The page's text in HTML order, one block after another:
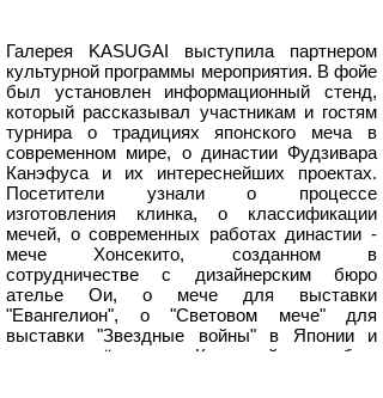
Галерея KASUGAI выступила партнером
культурной программы мероприятия. В фойе
был установлен информационный стенд,
который рассказывал участникам и гостям
турнира о традициях японского меча в
современном мире, о династии Фудзивара
Канэфуса и их интереснейших проектах.
Посетители узнали о процессе
изготовления клинка, о классификации
мечей, о современных работах династии -
мече Хонсекито, созданном в
сотрудничестве с дизайнерским бюро
ателье Ои, о мече для выставки
"Евангелион", о "Световом мече" для
выставки "Звездные войны" в Японии и
мече для ёкодзуна. К каждой теме был